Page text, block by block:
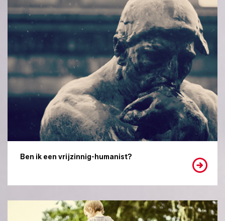
Ben ik een vrijzinnig-humanist?